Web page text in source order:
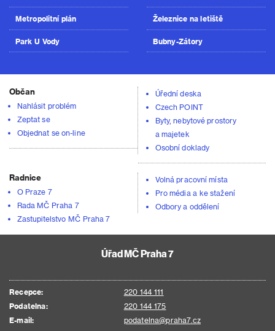
Metropolitní plán
Park U Vody
Železnice na letiště
Bubny-Zátory
Občan
Nahlásit problém
Zeptat se
Objednat se on-line
Úřední deska
Czech POINT
Byty, nebytové prostory
a majetek
Osobní doklady
Radnice
O Praze 7
Rada MČ Praha 7
Zastupitelstvo MČ Praha 7
Volná pracovní místa
Pro média a ke stažení
Odbory a oddělení
Úřad MČ Praha 7
Recepce:
220 144 111
Podatelna:
220 144 175
E-mail:
podatelna@praha7.cz